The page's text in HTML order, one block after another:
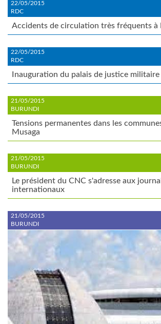
22/05/2015
RDC
Accidents de circulation très fréquents à
22/05/2015
RDC
Inauguration du palais de justice militaire
21/05/2015
BURUNDI
Tensions permanentes dans les
Musaga
21/05/2015
BURUNDI
Le président du CNC s'adresse aux
internationaux
21/05/2015
BURUNDI